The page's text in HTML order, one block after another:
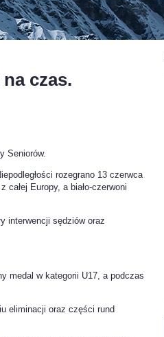
czas.
Seniorów.
rozegrano 13 czerwca
Europy, a biało-czerwoni
interwencji sędziów oraz
medal w kategorii U17, a podczas
eliminacji oraz części rund